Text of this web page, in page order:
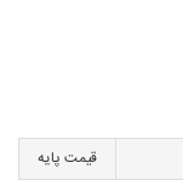
قیمت پایه